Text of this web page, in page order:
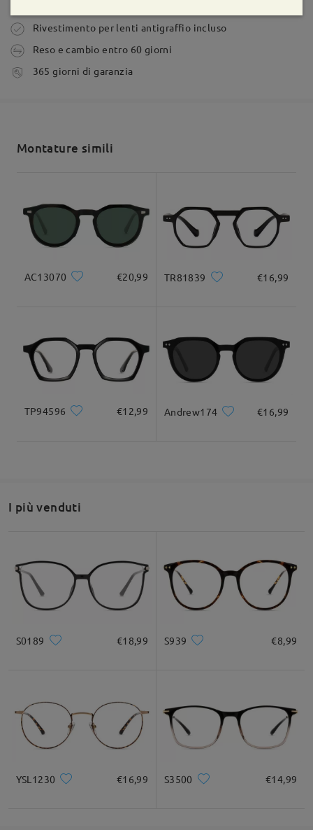
ovale 16cm/6.23pollici
Larghezza totale
135mm/ 5.31pollici
Lunghezza del tempio
142mm/ 5.59pollici
53mm/ 2.09pollici
Raccomandazione su forma di viso
Quadrato Rotondo Cuore Diamante Ovale
Descrizione del prodotto
Leggi tutte le
Fai una domanda
Ordine effettuato
tempi di spedizione
Consegnato
Rivestimento per lenti antigraffio incluso
Reso e cambio entro 60 giorni
365 giorni di garanzia
Montature simili
AC13070 €20,99 TR81839 €16,99
TP94596 €12,99 Andrew174 €16,99
I più venduti
S0189 €18,99 S939 €8,99
YSL1230 €16,99 S3500 €14,99